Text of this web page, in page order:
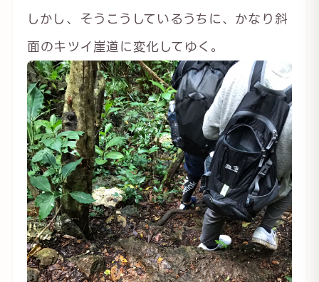
しかし、そうこうしているうちに、かなり斜
面のキツイ崖道に変化してゆく。